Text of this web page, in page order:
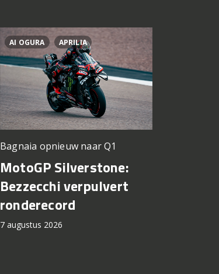
AI OGURA APRILIA
Bagnaia opnieuw naar Q1
MotoGP Silverstone:
Bezzecchi verpulvert
ronderecord
7 augustus 2026